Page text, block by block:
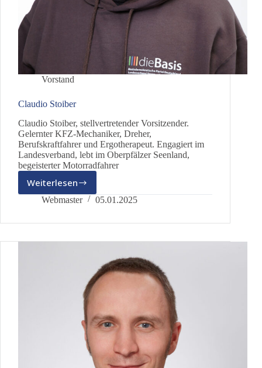
Vorstand
Claudio Stoiber
Claudio Stoiber, stellvertretender Vorsitzender.
Gelernter KFZ-Mechaniker, Dreher,
Berufskraftfahrer und Ergotherapeut. Engagiert im
Landesverband, lebt im Oberpfälzer Seenland,
begeisterter Motorradfahrer
Weiterlesen
Claudio
Stoiber
Webmaster 05.01.2025